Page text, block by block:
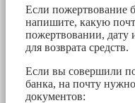
Если пожертвование
напишите, какую
пожертвовании, дату
для возврата средств.
Если вы совершили
банка, на почту
документов: